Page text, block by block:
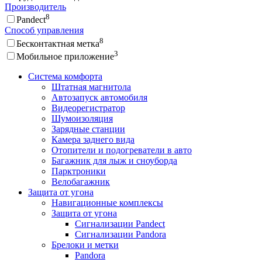
Производитель
Pandect8
Способ управления
Бесконтактная метка8
Мобильное приложение3
Система комфорта
Штатная магнитола
Автозапуск автомобиля
Видеорегистратор
Шумоизоляция
Зарядные станции
Камера заднего вида
Отопители и подогреватели в авто
Багажник для лыж и сноуборда
Парктроники
Велобагажник
Защита от угона
Навигационные комплексы
Защита от угона
Сигнализации Pandect
Сигнализации Pandora
Брелоки и метки
Pandora